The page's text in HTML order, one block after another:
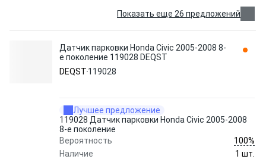
Показать еще 26 предложений
Датчик парковки Honda Civic 2005-2008 8-
е поколение 119028 DEQST
DEQST 119028
Лучшее предложение
119028 Датчик парковки Honda Civic 2005-2008
8-е поколение
Вероятность
100%
Наличие
1 шт.